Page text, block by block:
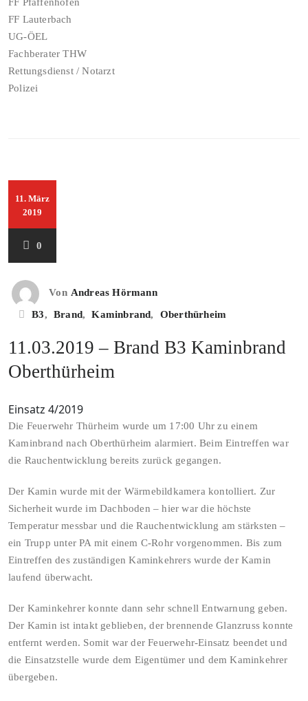
FF Lauterbach
UG-ÖEL
Fachberater THW
Rettungsdienst / Notarzt
Polizei
11. März
2019
0
Von Andreas Hörmann
B3, Brand, Kaminbrand, Oberthürheim
11.03.2019 – Brand B3 Kaminbrand
Oberthürheim
Einsatz 4/2019
Die Feuerwehr Thürheim wurde um 17:00 Uhr zu einem
Kaminbrand nach Oberthürheim alarmiert. Beim Eintreffen war
die Rauchentwicklung bereits zurück gegangen.
Der Kamin wurde mit der Wärmebildkamera kontolliert. Zur
Sicherheit wurde im Dachboden – hier war die höchste
Temperatur messbar und die Rauchentwicklung am stärksten –
ein Trupp unter PA mit einem C-Rohr vorgenommen. Bis zum
Eintreffen des zuständigen Kaminkehrers wurde der Kamin
laufend überwacht.
Der Kaminkehrer konnte dann sehr schnell Entwarnung geben.
Der Kamin ist intakt geblieben, der brennende Glanzruss konnte
entfernt werden. Somit war der Feuerwehr-Einsatz beendet und
die Einsatzstelle wurde dem Eigentümer und dem Kaminkehrer
übergeben.